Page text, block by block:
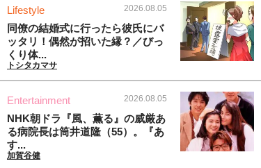
Lifestyle 2026.08.05
同僚の結婚式に行ったら彼氏にバ
ッタリ！偶然が招いた縁？／びっ
くり体...
トシタカマサ
Entertainment 2026.08.05
NHK朝ドラ『風、薫る』の威厳あ
る病院長は筒井道隆（55）。『あ
す...
加賀谷健